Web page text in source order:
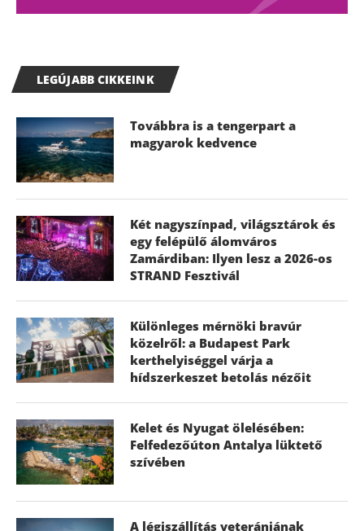
LEGÚJABB CIKKEINK
Továbbra is a tengerpart a
magyarok kedvence
Két nagyszínpad, világsztárok és
egy felépülő álomváros
Zamárdiban: Ilyen lesz a 2026-os
STRAND Fesztivál
Különleges mérnöki bravúr
közelről: a Budapest Park
kerthelyiséggel várja a
hídszerkeszet betolás nézőit
Kelet és Nyugat ölelésében:
Felfedezőúton Antalya lüktető
szívében
A légiszállítás veteránjának